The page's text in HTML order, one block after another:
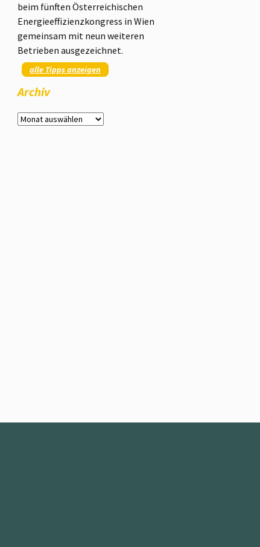
beim fünften Österreichischen
Energieeffizienzkongress in Wien
gemeinsam mit neun weiteren
Betrieben ausgezeichnet.
alle Tipps anzeigen
Archiv
Archiv